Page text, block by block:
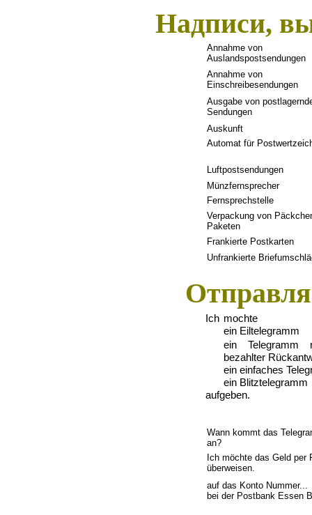
Надписи,
Annahme von
Auslandspostsendungen
Annahme von
Einschreibesendungen
Ausgabe von
Sendungen
Auskunft
Automat für
Luftpostsendungen
Münzfernsprecher
Fernsprechstelle
Verpackung von Pä
Paketen
Frankierte Postkarten
Unfrankierte Briefumschl ä
Ich mochte
ein Eiltelegramm
ein
Telegramm
bezahlter Rü
ein einfaches
ein Blitztelegramm
aufgeben.
Wann kommt das
an?
Ich möchte das Geld per
überweisen.
auf das Konto Nummer...
bei der Postbank Essen